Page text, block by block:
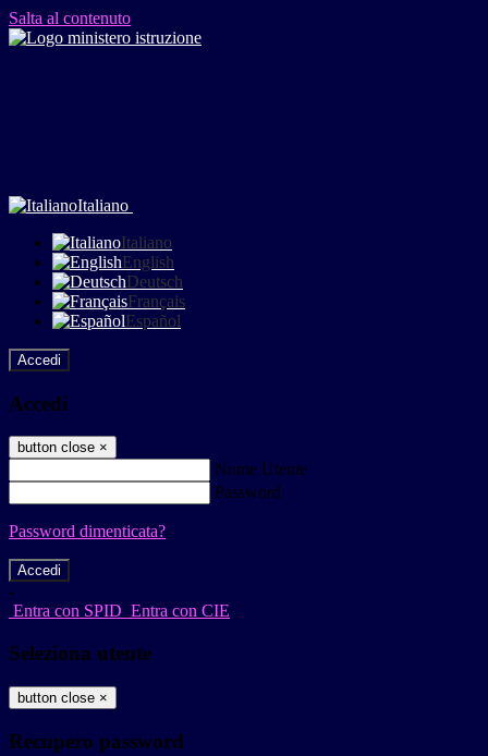
Salta al contenuto
Italiano
Italiano
English
Deutsch
Français
Español
Accedi
Accedi
button close ×
Nome Utente
Password
Password dimenticata?
-
Entra con SPID Entra con CIE
Seleziona utente
button close ×
Recupero password